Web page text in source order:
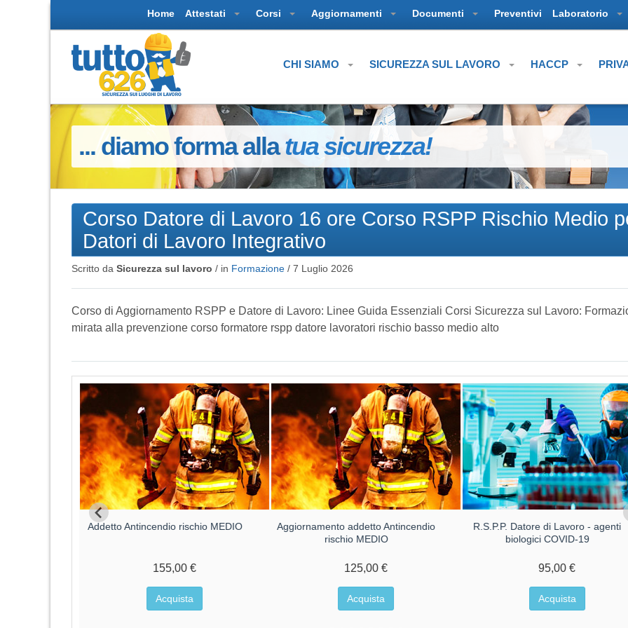
Home Attestati Corsi Aggiornamenti Documenti Preventivi Laboratorio
CHI SIAMO SICUREZZA SUL LAVORO HACCP
... diamo forma allatua sicurezza!
Corso Datore di Lavoro 16 ore Corso RSPP Rischio Medio
Datori di Lavoro Integrativo
Scritto da Sicurezza sul lavoro / in Formazione / 7 Luglio 2026
Corso di Aggiornamento RSPP e Datore di Lavoro: Linee Guida Essenziali Corsi Sicurezza sul Lavoro:
mirata alla prevenzione corso formatore rspp datore lavoratori rischio basso medio alto
Addetto Antincendio rischio MEDIO
155,00 €
Acquista
Aggiornamento addetto Antincendio
rischio MEDIO
125,00 €
Acquista
R.S.P.P. Datore di Lavoro - agenti
biologici COVID-19
95,00 €
Acquista